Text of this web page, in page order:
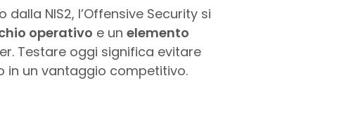
NIS2, l’Offensive Security si
operativo e un elemento
Testare oggi significa evitare
in un vantaggio competitivo.